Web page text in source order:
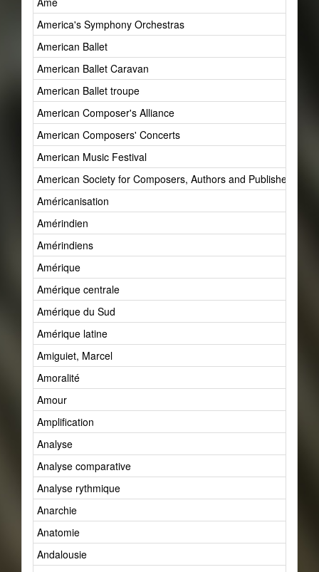
America's Symphony Orchestras
American Ballet
American Ballet Caravan
American Ballet troupe
American Composer's Alliance
American Composers' Concerts
American Music Festival
American Society for Composers, Authors and Publishers
Américanisation
Amérindien
Amérindiens
Amérique
Amérique centrale
Amérique du Sud
Amérique latine
Amiguiet, Marcel
Amoralité
Amour
Amplification
Analyse
Analyse comparative
Analyse rythmique
Anarchie
Anatomie
Andalousie